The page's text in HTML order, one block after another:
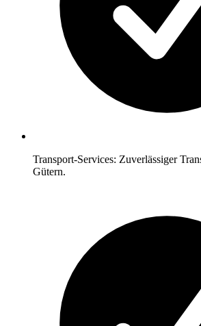
Transport-Services: Zuverlässiger
Gütern.